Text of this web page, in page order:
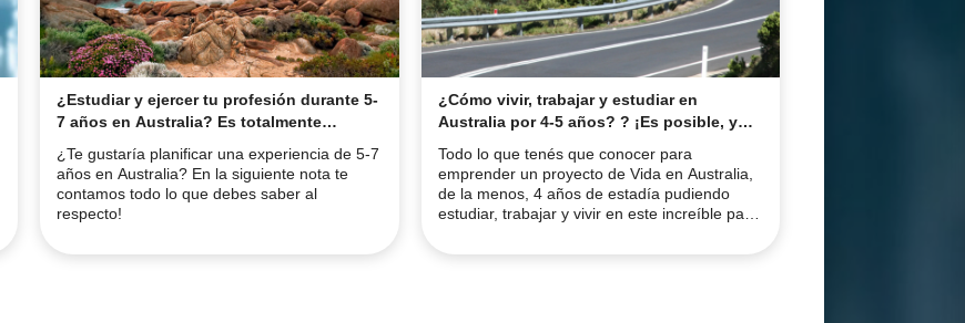
¿Estudiar y ejercer tu profesión durante 5-
7 años en Australia? Es totalmente
¿Te gustaría planificar una experiencia de 5-7
años en Australia? En la siguiente nota te
contamos todo lo que debes saber al
respecto!
¿Cómo vivir, trabajar y estudiar en
Australia por 4-5 años? ? ¡Es posible, y
camino a la residencia!
Todo lo que tenés que conocer para
emprender un proyecto de Vida en Australia,
de la menos, 4 años de estadía pudiendo
estudiar, trabajar y vivir en este increíble país!
futuro es prometedor para emprender